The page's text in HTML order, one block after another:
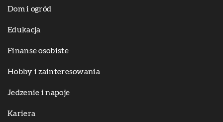
Dom i ogród
Edukacja
Finanse osobiste
Hobby i zainteresowania
Jedzenie i napoje
Kariera